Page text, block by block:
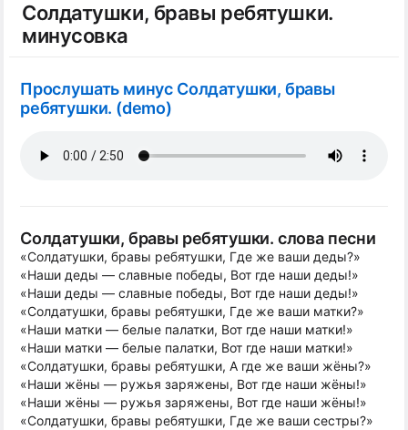
Солдатушки, бравы ребятушки.
минусовка
Прослушать минус Солдатушки, бравы
ребятушки. (demo)
Солдатушки, бравы ребятушки. слова песни
«Солдатушки, бравы ребятушки, Где же ваши деды?»
«Наши деды — славные победы, Вот где наши деды!»
«Наши деды — славные победы, Вот где наши деды!»
«Солдатушки, бравы ребятушки, Где же ваши матки?»
«Наши матки — белые палатки, Вот где наши матки!»
«Наши матки — белые палатки, Вот где наши матки!»
«Солдатушки, бравы ребятушки, А где же ваши жёны?»
«Наши жёны — ружья заряжены, Вот где наши жёны!»
«Наши жёны — ружья заряжены, Вот где наши жёны!»
«Солдатушки, бравы ребятушки, Где же ваши сестры?»